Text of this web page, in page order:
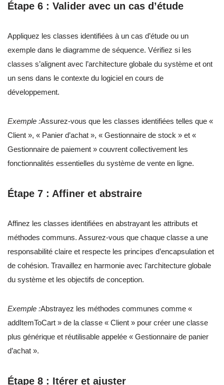
Étape 6 : Valider avec un cas d’étude
Appliquez les classes identifiées à un cas d’étude ou un
exemple dans le diagramme de séquence. Vérifiez si les
classes s’alignent avec l’architecture globale du système et ont
un sens dans le contexte du logiciel en cours de
développement.
Exemple :Assurez-vous que les classes identifiées telles que «
Client », « Panier d’achat », « Gestionnaire de stock » et «
Gestionnaire de paiement » couvrent collectivement les
fonctionnalités essentielles du système de vente en ligne.
Étape 7 : Affiner et abstraire
Affinez les classes identifiées en abstrayant les attributs et
méthodes communs. Assurez-vous que chaque classe a une
responsabilité claire et respecte les principes d’encapsulation et
de cohésion. Travaillez en harmonie avec l’architecture globale
du système et les objectifs de conception.
Exemple :Abstrayez les méthodes communes comme «
addItemToCart » de la classe « Client » pour créer une classe
plus générique et réutilisable appelée « Gestionnaire de panier
d’achat ».
Étape 8 : Itérer et ajuster